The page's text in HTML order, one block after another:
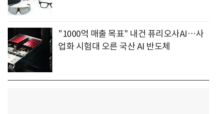
"1000억 매출 목표" 내건 퓨리오사AI…사
업화 시험대 오른 국산 AI 반도체